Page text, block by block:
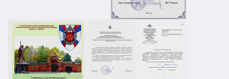
ПОДРОБНЕЕ
Паспорт безопасности для предприятия
НПП в г. Москва